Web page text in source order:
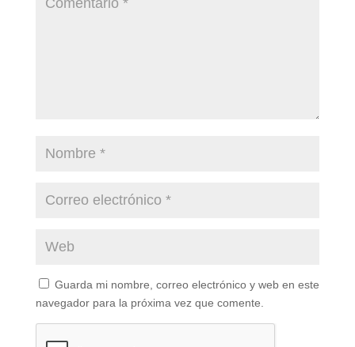
Guarda mi nombre, correo electrónico y web en este
navegador para la próxima vez que comente.